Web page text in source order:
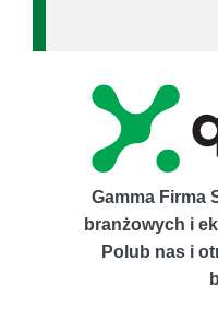
Gamma Firma
branżowych i
Polub nas i